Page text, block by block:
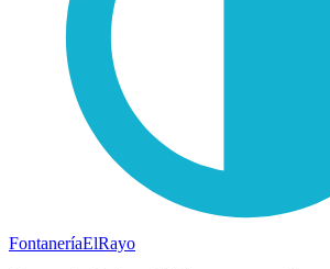
FontaneríaElRayo